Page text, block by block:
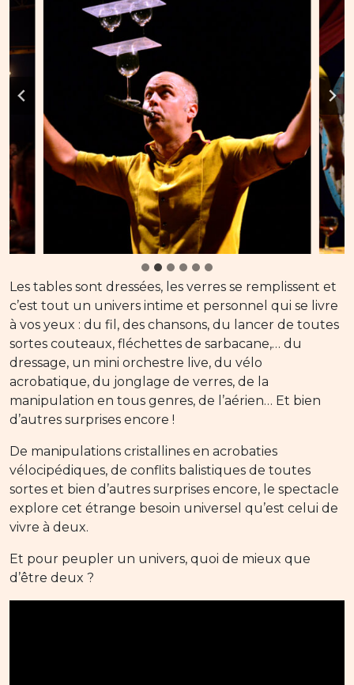
Les tables sont dressées, les verres se remplissent et
c’est tout un univers intime et personnel qui se livre
à vos yeux : du fil, des chansons, du lancer de toutes
sortes couteaux, fléchettes de sarbacane,… du
dressage, un mini orchestre live, du vélo
acrobatique, du jonglage de verres, de la
manipulation en tous genres, de l’aérien… Et bien
d’autres surprises encore !
De manipulations cristallines en acrobaties
vélocipédiques, de conflits balistiques de toutes
sortes et bien d’autres surprises encore, le spectacle
explore cet étrange besoin universel qu’est celui de
vivre à deux.
Et pour peupler un univers, quoi de mieux que
d’être deux ?